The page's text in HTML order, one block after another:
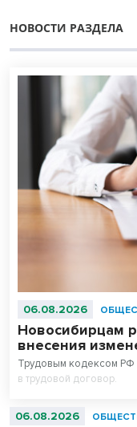
НОВОСТИ РАЗДЕЛА
06.08.2026
Новосибирцам
внесения
Трудовым кодексом РФ
в трудовой договор.
06.08.2026